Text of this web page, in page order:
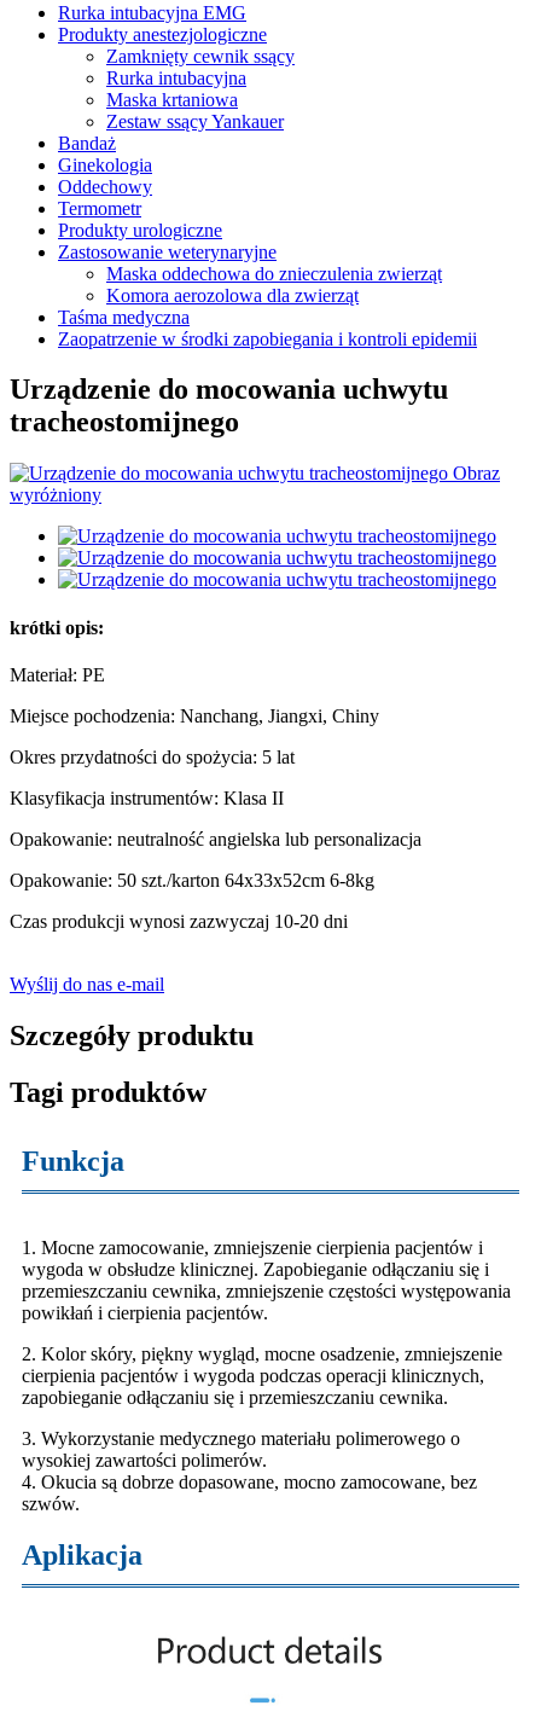
Rurka intubacyjna EMG
Produkty anestezjologiczne
Zamknięty cewnik ssący
Rurka intubacyjna
Maska krtaniowa
Zestaw ssący Yankauer
Bandaż
Ginekologia
Oddechowy
Termometr
Produkty urologiczne
Zastosowanie weterynaryjne
Maska oddechowa do znieczulenia zwierząt
Komora aerozolowa dla zwierząt
Taśma medyczna
Zaopatrzenie w środki zapobiegania i kontroli epidemii
Urządzenie do mocowania uchwytu
tracheostomijnego
krótki opis:
Materiał: PE
Miejsce pochodzenia: Nanchang, Jiangxi, Chiny
Okres przydatności do spożycia: 5 lat
Klasyfikacja instrumentów: Klasa II
Opakowanie: neutralność angielska lub personalizacja
Opakowanie: 50 szt./karton 64x33x52cm 6-8kg
Czas produkcji wynosi zazwyczaj 10-20 dni
Wyślij do nas e-mail
Szczegóły produktu
Tagi produktów
Funkcja
1. Mocne zamocowanie, zmniejszenie cierpienia pacjentów i
wygoda w obsłudze klinicznej. Zapobieganie odłączaniu się i
przemieszczaniu cewnika, zmniejszenie częstości występowania
powikłań i cierpienia pacjentów.
2. Kolor skóry, piękny wygląd, mocne osadzenie, zmniejszenie
cierpienia pacjentów i wygoda podczas operacji klinicznych,
zapobieganie odłączaniu się i przemieszczaniu cewnika.
3. Wykorzystanie medycznego materiału polimerowego o
wysokiej zawartości polimerów.
4. Okucia są dobrze dopasowane, mocno zamocowane, bez
szwów.
Aplikacja